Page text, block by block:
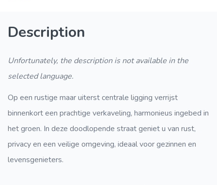
Description
Unfortunately, the description is not available in the
selected language.
Op een rustige maar uiterst centrale ligging verrijst
binnenkort een prachtige verkaveling, harmonieus ingebed in
het groen. In deze doodlopende straat geniet u van rust,
privacy en een veilige omgeving, ideaal voor gezinnen en
levensgenieters.